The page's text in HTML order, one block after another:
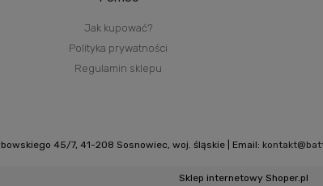
Jak kupować?
Polityka prywatności
Regulamin sklepu
45/7, 41-208 Sosnowiec, woj. śląskie | Email:
Sklep internetowy Shoper.pl